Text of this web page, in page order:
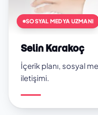
SOSYAL MEDYA UZMANI
Selin Karakoç
İçerik planı, sosyal
iletişimi.